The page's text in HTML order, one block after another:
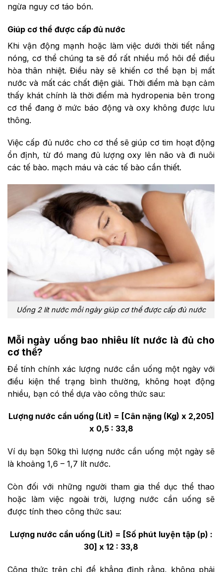
ngừa nguy cơ táo bón.
Giúp cơ thể được cấp đủ nước
Khi vận động mạnh hoặc làm việc dưới thời tiết nắng
nóng, cơ thể chúng ta sẽ đổ rất nhiều mồ hôi để điều
hòa thân nhiệt. Điều này sẽ khiến cơ thể bạn bị mất
nước và mất các chất điện giải. Thời điểm mà bạn cảm
thấy khát chính là thời điểm mà hydropenia bên trong
cơ thể đang ở mức báo động và oxy không được lưu
thông.
Việc cấp đủ nước cho cơ thể sẽ giúp cơ tim hoạt động
ổn định, từ đó mang đủ lượng oxy lên não và đi nuôi
các tế bào. mạch máu và các tế bào cần thiết.
Uống 2 lít nước mỗi ngày giúp cơ thể được cấp đủ nước
Mỗi ngày uống bao nhiêu lít nước là đủ cho
cơ thể?
Để tính chính xác lượng nước cần uống một ngày với
điều kiện thể trạng bình thường, không hoạt động
nhiều, bạn có thể dựa vào công thức sau:
Lượng nước cần uống (Lít) = [Cân nặng (Kg) x 2,205]
x 0,5 : 33,8
Ví dụ bạn 50kg thì lượng nước cần uống một ngày sẽ
là khoảng 1,6 – 1,7 lít nước.
Còn đối với những người tham gia thể dục thể thao
hoặc làm việc ngoài trời, lượng nước cần uống sẽ
được tính theo công thức sau:
Lượng nước cần uống (Lít) = [Số phút luyện tập (p) :
30] x 12 : 33,8
Công thức trên chỉ để khẳng định rằng, không phải